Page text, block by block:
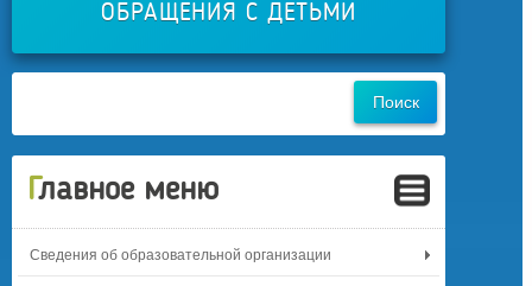
ОБРАЩЕНИЯ С ДЕТЬМИ
Главное меню
Сведения об образовательной организации